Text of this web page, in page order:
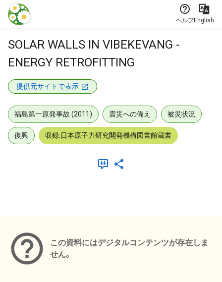
本文に飛ぶ
ヘルプEnglish
SOLAR WALLS IN VIBEKEVANG -
ENERGY RETROFITTING
提供元サイトで表示
福島第一原発事故 (2011) 震災への備え 被災状況
復興 収録:日本原子力研究開発機構図書館蔵書
この資料にはデジタルコンテンツが存在しま
せん。